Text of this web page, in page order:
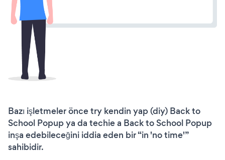
Bazı işletmeler önce try kendin yap (diy) Back to
School Popup ya da techie a Back to School Popup
inşa edebileceğini iddia eden bir “in 'no time'”
sahibidir.